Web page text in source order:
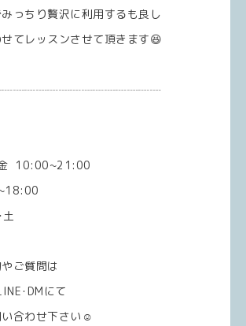
っちり贅沢に利用するも良し
てレッスンさせて頂きます😆
金 10:00~21:00
ご質問は
･DMにて
合わせ下さい☺️